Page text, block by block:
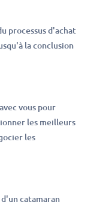
processus d'achat
la conclusion
vous pour
les meilleurs
les
catamaran